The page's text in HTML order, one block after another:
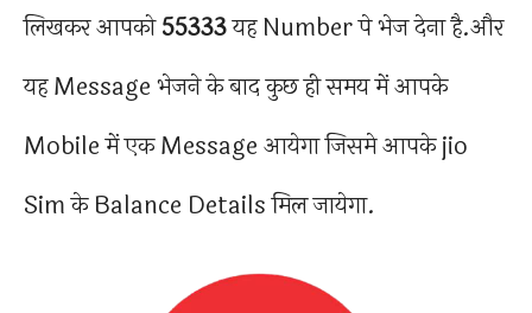
लिखकर आपको55333यह Number पे भेज देना है.और
यह Message भेजने के बाद कुछ ही समय में आपके
Mobile में एक Message आयेगा जिसमे आपके jio
Sim के Balance Details मिल जायेगा.